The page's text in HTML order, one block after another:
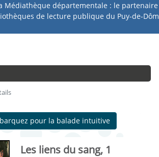
Aller
au
départementale : le partenaire
de lecture publique du Puy-de-
menu
pour la balade intuitive
Les liens du sang, 1